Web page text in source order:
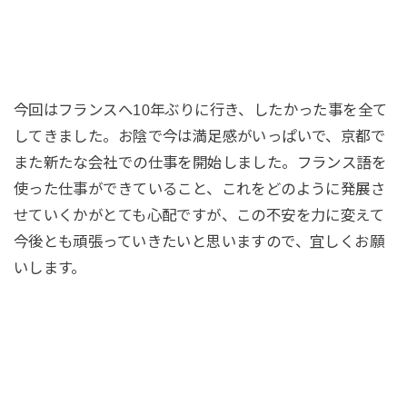
今回はフランスへ10年ぶりに行き、したかった事を全て
してきました。お陰で今は満足感がいっぱいで、京都で
また新たな会社での仕事を開始しました。フランス語を
使った仕事ができていること、これをどのように発展さ
せていくかがとても心配ですが、この不安を力に変えて
今後とも頑張っていきたいと思いますので、宜しくお願
いします。